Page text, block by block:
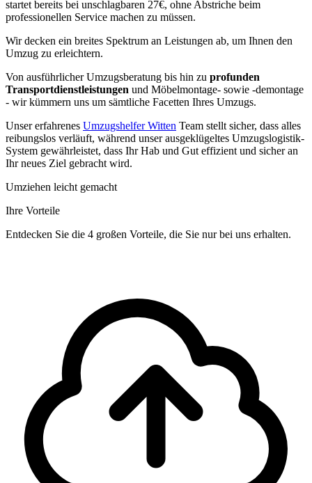
startet bereits bei unschlagbaren 27€, ohne Abstriche beim
professionellen Service machen zu müssen.
Wir decken ein breites Spektrum an Leistungen ab, um Ihnen den
Umzug zu erleichtern.
Von ausführlicher Umzugsberatung bis hin zu profunden
Transportdienstleistungen und Möbelmontage- sowie -demontage
- wir kümmern uns um sämtliche Facetten Ihres Umzugs.
Unser erfahrenes Umzugshelfer Witten Team stellt sicher, dass alles
reibungslos verläuft, während unser ausgeklügeltes Umzugslogistik-
System gewährleistet, dass Ihr Hab und Gut effizient und sicher an
Ihr neues Ziel gebracht wird.
Umziehen leicht gemacht
Ihre Vorteile
Entdecken Sie die 4 großen Vorteile, die Sie nur bei uns erhalten.